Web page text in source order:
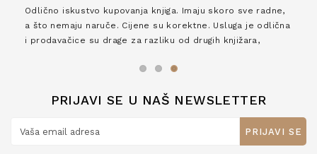
Odlično iskustvo kupovanja knjiga. Imaju skoro sve radne,
a što nemaju naruče. Cijene su korektne. Usluga je odlična
i prodavačice su drage za razliku od drugih knjižara,
PRIJAVI SE U NAŠ NEWSLETTER
PRIJAVI SE